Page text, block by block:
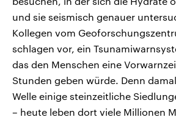
und sie seismisch genauer
Kollegen vom
schlagen vor, ein
das den Menschen eine
Stunden geben würde. Denn
Welle einige steinzeitliche
– heute leben dort viele Millionen